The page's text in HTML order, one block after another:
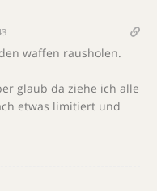
waffen rausholen.
glaub da ziehe ich alle
etwas limitiert und